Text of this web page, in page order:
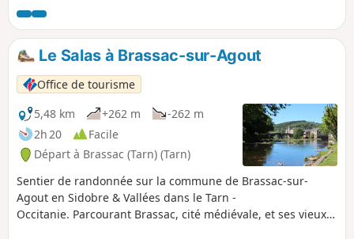
idéal pour se promener le long de la rivière de Brassac et
même au milieu de celle-ci par moments grâce aux
nombreux rochers à votre disposition. Un petit effort vous
sera demandé pour admirer le magnifique point de vue sur
la vallée de l'Agout.À ne pas manquer : le pont vieux et les
deux châteaux de Brassac
Le Salas à Brassac-sur-Agout
Office de tourisme
5,48 km
+262 m
-262 m
2h 20
Facile
Départ à Brassac (Tarn) (Tarn)
Sentier de randonnée sur la commune de Brassac-sur-
Agout en Sidobre & Vallées dans le Tarn -
Occitanie. Parcourant Brassac, cité médiévale, et ses vieux